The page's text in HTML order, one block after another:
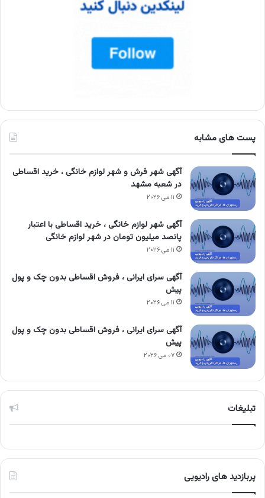
پست های مشابه
آگهی شهر فرش و شهر لوازم خانگی ، خرید اقساطی
در شعبه مشهد
۱۱ می ۲۰۲۶
آگهی شهر لوازم خانگی ، خرید اقساطی با اعتبار
پانصد میلیون تومان در شهر لوازم خانگی
۱۱ می ۲۰۲۶
آگهی سرای ایرانی ، فروش اقساطی بدون چک و پول
پیش
۱۱ می ۲۰۲۶
آگهی سرای ایرانی ، فروش اقساطی بدون چک و پول
پیش
۰۷ می ۲۰۲۶
تبلیغات
پربازدید های رادیویی